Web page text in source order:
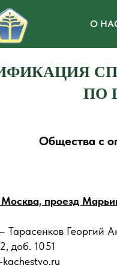
О
ПО
Москва, проезд
Тарасенков Георгий
доб. 1051
Общества с